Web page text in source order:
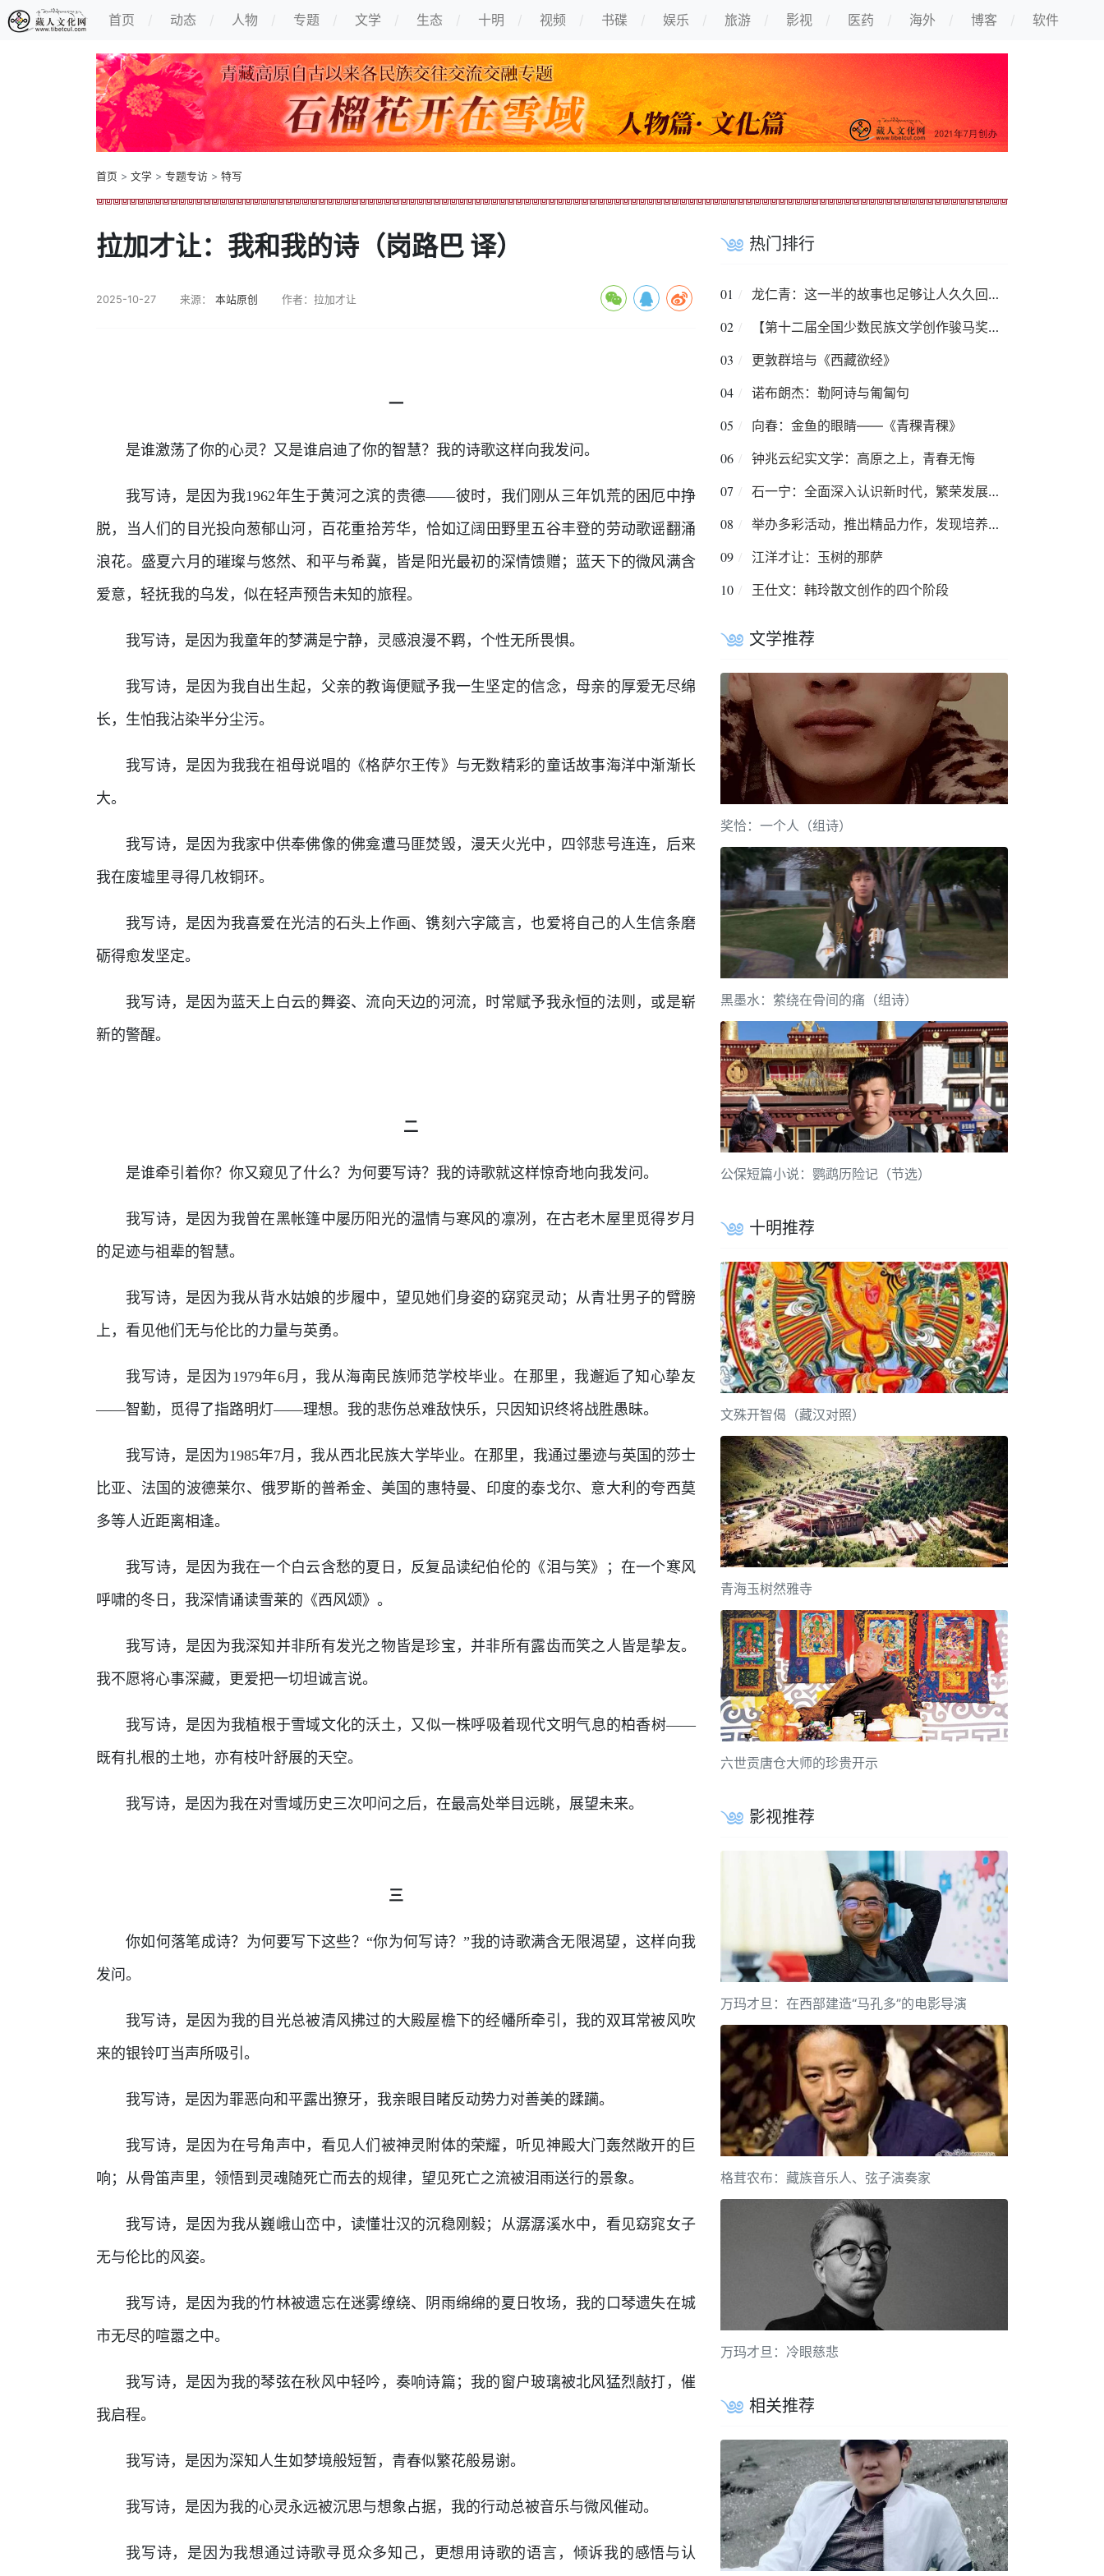
首页 动态 人物 专题 文学 生态 十明 视频 书碟 娱乐 旅游 影视 医药 海外 博客 软件
首页 > 文学 > 专题专访 > 特写
拉加才让：我和我的诗（岗路巴 译）
2025-10-27 来源： 本站原创 作者：拉加才让
一
是谁激荡了你的心灵？又是谁启迪了你的智慧？我的诗歌这样向我发问。
我写诗，是因为我1962年生于黄河之滨的贵德——彼时，我们刚从三年饥荒的困厄中挣
脱，当人们的目光投向葱郁山河，百花重拾芳华，恰如辽阔田野里五谷丰登的劳动歌谣翻涌
浪花。盛夏六月的璀璨与悠然、和平与希冀，皆是阳光最初的深情馈赠；蓝天下的微风满含
爱意，轻抚我的乌发，似在轻声预告未知的旅程。
我写诗，是因为我童年的梦满是宁静，灵感浪漫不羁，个性无所畏惧。
我写诗，是因为我自出生起，父亲的教诲便赋予我一生坚定的信念，母亲的厚爱无尽绵
长，生怕我沾染半分尘污。
我写诗，是因为我我在祖母说唱的《格萨尔王传》与无数精彩的童话故事海洋中渐渐长
大。
我写诗，是因为我家中供奉佛像的佛龛遭马匪焚毁，漫天火光中，四邻悲号连连，后来
我在废墟里寻得几枚铜环。
我写诗，是因为我喜爱在光洁的石头上作画、镌刻六字箴言，也爱将自己的人生信条磨
砺得愈发坚定。
我写诗，是因为蓝天上白云的舞姿、流向天边的河流，时常赋予我永恒的法则，或是崭
新的警醒。
二
是谁牵引着你？你又窥见了什么？为何要写诗？我的诗歌就这样惊奇地向我发问。
我写诗，是因为我曾在黑帐篷中屡历阳光的温情与寒风的凛冽，在古老木屋里觅得岁月
的足迹与祖辈的智慧。
我写诗，是因为我从背水姑娘的步履中，望见她们身姿的窈窕灵动；从青壮男子的臂膀
上，看见他们无与伦比的力量与英勇。
我写诗，是因为1979年6月，我从海南民族师范学校毕业。在那里，我邂逅了知心挚友
——智勤，觅得了指路明灯——理想。我的悲伤总难敌快乐，只因知识终将战胜愚昧。
我写诗，是因为1985年7月，我从西北民族大学毕业。在那里，我通过墨迹与英国的莎士
比亚、法国的波德莱尔、俄罗斯的普希金、美国的惠特曼、印度的泰戈尔、意大利的夸西莫
多等人近距离相逢。
我写诗，是因为我在一个白云含愁的夏日，反复品读纪伯伦的《泪与笑》；在一个寒风
呼啸的冬日，我深情诵读雪莱的《西风颂》。
我写诗，是因为我深知并非所有发光之物皆是珍宝，并非所有露齿而笑之人皆是挚友。
我不愿将心事深藏，更爱把一切坦诚言说。
我写诗，是因为我植根于雪域文化的沃土，又似一株呼吸着现代文明气息的柏香树——
既有扎根的土地，亦有枝叶舒展的天空。
我写诗，是因为我在对雪域历史三次叩问之后，在最高处举目远眺，展望未来。
三
你如何落笔成诗？为何要写下这些？“你为何写诗？”我的诗歌满含无限渴望，这样向我
发问。
我写诗，是因为我的目光总被清风拂过的大殿屋檐下的经幡所牵引，我的双耳常被风吹
来的银铃叮当声所吸引。
我写诗，是因为罪恶向和平露出獠牙，我亲眼目睹反动势力对善美的蹂躏。
我写诗，是因为在号角声中，看见人们被神灵附体的荣耀，听见神殿大门轰然敞开的巨
响；从骨笛声里，领悟到灵魂随死亡而去的规律，望见死亡之流被泪雨送行的景象。
我写诗，是因为我从巍峨山峦中，读懂壮汉的沉稳刚毅；从潺潺溪水中，看见窈窕女子
无与伦比的风姿。
我写诗，是因为我的竹林被遗忘在迷雾缭绕、阴雨绵绵的夏日牧场，我的口琴遗失在城
市无尽的喧嚣之中。
我写诗，是因为我的琴弦在秋风中轻吟，奏响诗篇；我的窗户玻璃被北风猛烈敲打，催
我启程。
我写诗，是因为深知人生如梦境般短暂，青春似繁花般易谢。
我写诗，是因为我的心灵永远被沉思与想象占据，我的行动总被音乐与微风催动。
我写诗，是因为我想通过诗歌寻觅众多知己，更想用诗歌的语言，倾诉我的感悟与认
热门排行
01 龙仁青：这一半的故事也足够让人久久回味——纪念万玛才旦
02 【第十二届全国少数民族文学创作骏马奖】藏族作家授奖辞和获奖感言
03 更敦群培与《西藏欲经》
04 诺布朗杰：勒阿诗与匍匐句
05 向春：金鱼的眼睛——《青稞青稞》
06 钟兆云纪实文学：高原之上，青春无悔
07 石一宁：全面深入认识新时代，繁荣发展少数民族文学
08 举办多彩活动，推出精品力作，发现培养人才——西藏作家协会五年工作综述
09 江洋才让：玉树的那萨
10 王仕文：韩玲散文创作的四个阶段
文学推荐
奖恰：一个人（组诗）
黑墨水：萦绕在骨间的痛（组诗）
公保短篇小说：鹦鹉历险记（节选）
十明推荐
文殊开智偈（藏汉对照）
青海玉树然雅寺
六世贡唐仓大师的珍贵开示
影视推荐
万玛才旦：在西部建造“马孔多”的电影导演
格茸农布：藏族音乐人、弦子演奏家
万玛才旦：冷眼慈悲
相关推荐